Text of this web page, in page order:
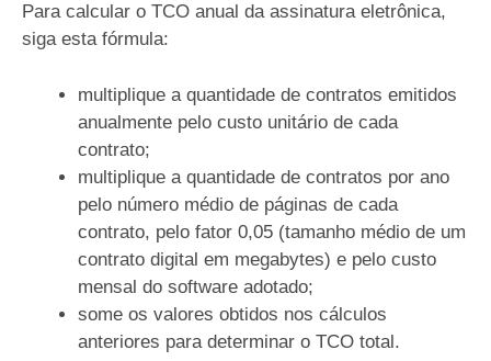
Para calcular o TCO anual da assinatura eletrônica,
siga esta fórmula:
multiplique a quantidade de contratos emitidos
anualmente pelo custo unitário de cada
contrato;
multiplique a quantidade de contratos por ano
pelo número médio de páginas de cada
contrato, pelo fator 0,05 (tamanho médio de um
contrato digital em megabytes) e pelo custo
mensal do software adotado;
some os valores obtidos nos cálculos
anteriores para determinar o TCO total.